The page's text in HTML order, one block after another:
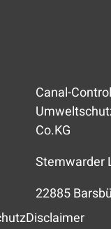
Canal-
Co.KG
Stemwarder
22885
Disclaimer